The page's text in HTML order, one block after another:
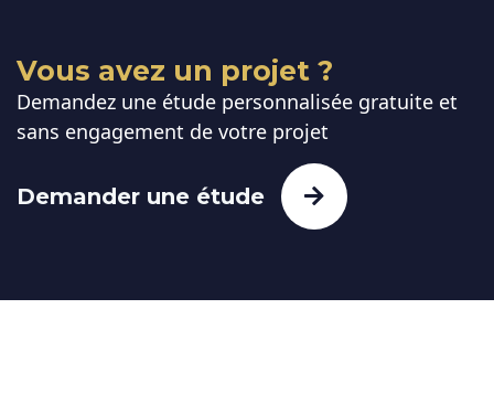
Vous avez un projet ?
Demandez une étude personnalisée gratuite et
sans engagement de votre projet
Demander une étude